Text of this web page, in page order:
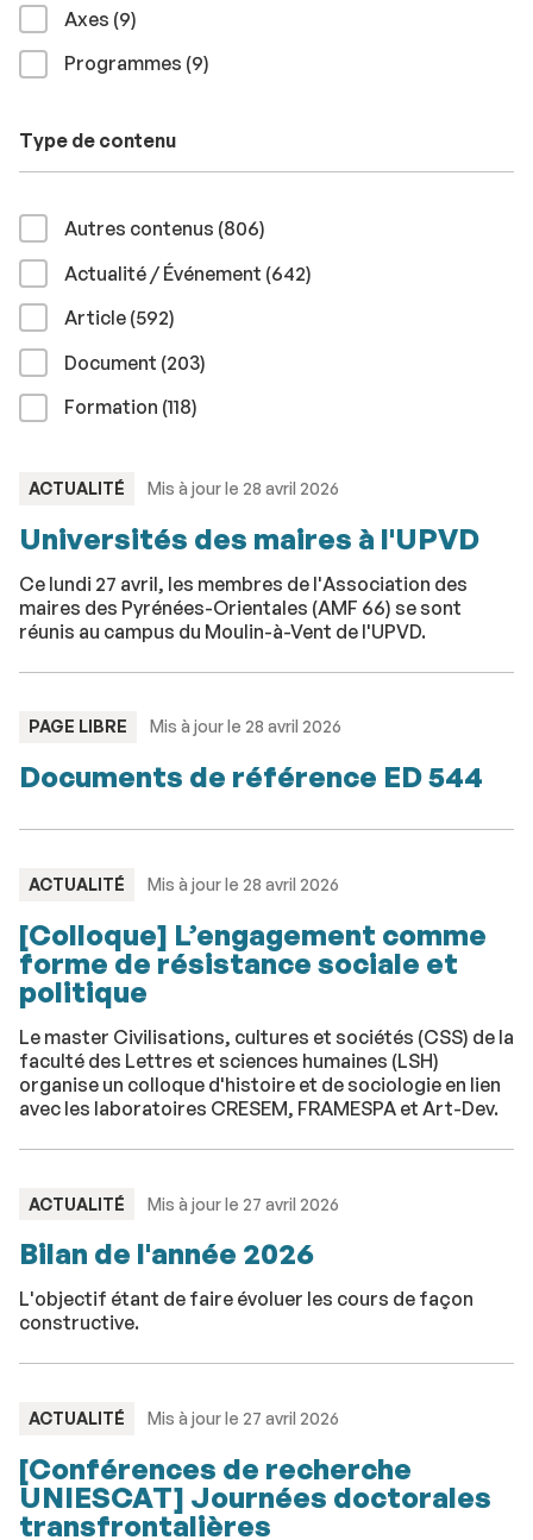
Axes (9résultats
)
Programmes (9résultats
)
Type de contenu
Autres contenus (806résultats
)
Actualité / Événement (642résultats
)
Article (592résultats
)
Document (203résultats
)
Formation (118résultats
)
TYPE
ACTUALITÉ Mis à jour le 28 avril 2026
Universités des maires à l'UPVD
Ce lundi 27 avril, les membres de l'Association des
maires des Pyrénées-Orientales (AMF 66) se sont
réunis au campus du Moulin-à-Vent de l'UPVD.
TYPE
PAGE LIBRE Mis à jour le 28 avril 2026
Documents de référence ED 544
TYPE
ACTUALITÉ Mis à jour le 28 avril 2026
[Colloque] L’engagement comme
forme de résistance sociale et
politique
Le master Civilisations, cultures et sociétés (CSS) de la
faculté des Lettres et sciences humaines (LSH)
organise un colloque d'histoire et de sociologie en lien
avec les laboratoires CRESEM, FRAMESPA et Art-Dev.
TYPE
ACTUALITÉ Mis à jour le 27 avril 2026
Bilan de l'année 2026
L'objectif étant de faire évoluer les cours de façon
constructive.
TYPE
ACTUALITÉ Mis à jour le 27 avril 2026
[Conférences de recherche
UNIESCAT] Journées doctorales
transfrontalières